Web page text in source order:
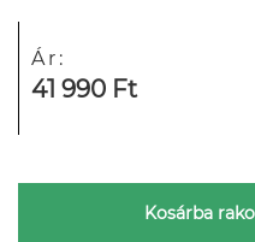
Ár:
41 990 Ft
Kosárba